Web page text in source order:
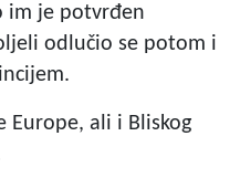
im je potvrđen
odlučio se potom i
Europe, ali i Bliskog